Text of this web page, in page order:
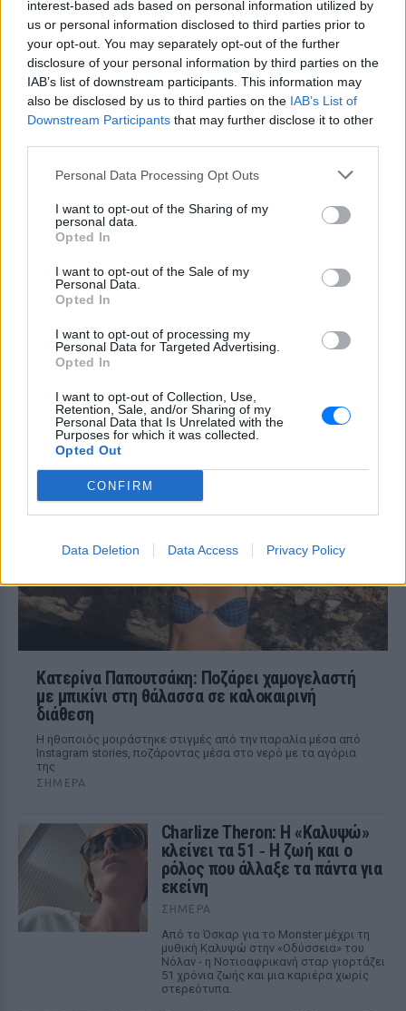
interest-based ads based on personal information utilized by
us or personal information disclosed to third parties prior to
your opt-out. You may separately opt-out of the further
disclosure of your personal information by third parties on the
IAB’s list of downstream participants. This information may
also be disclosed by us to third parties on the IAB’s List of
Downstream Participants that may further disclose it to other
Personal Data Processing Opt Outs
I want to opt-out of the Sharing of my
personal data.
Opted In
I want to opt-out of the Sale of my
Personal Data.
Opted In
I want to opt-out of processing my
Personal Data for Targeted Advertising.
Opted In
I want to opt-out of Collection, Use,
Retention, Sale, and/or Sharing of my
Personal Data that Is Unrelated with the
Purposes for which it was collected.
Opted Out
CONFIRM
Data Deletion Data Access Privacy Policy
Ιωαννίδη: «Διασταυρώστε
καμία πληροφορία πριν
εκτοξεύσετε τη βλακεία σας»
ΣΉΜΕΡΑ
Η παραγωγός ραδιοφώνου ανάρτησε
story στο Instagram για να διαψεύσει όσα
κυκλοφορούν για την ερωτική της ζωή
Το μαροκινό χωριό που έγινε
Τροία για τον Nolan, Yunkai για
το Game of Thrones και
σκηνικό για το βίντεο κλιπ ...
Από το «Lawrence of Arabia» και το Game
Αΐτ Μπεν Χαντού έχει φιλοξενήσει πάνω
από έξι δεκαετίες κινηματογραφικής
ιστορίας
Η Τατιάνα Στεφανίδου φόρεσε
μπικίνι και εντυπωσίασε με το
κορμί της στα καταγάλανα νερά
του Ιονίου
παρουσιάστρια από τις διακοπές της με
τον Νίκο Ευαγγελάτο στα Επτάνησα
Κατερίνα Παπουτσάκη: Ποζάρει χαμογελαστή
με μπικίνι στη θάλασσα σε καλοκαιρινή
διάθεση
Η ηθοποιός μοιράστηκε στιγμές από την παραλία μέσα από
Instagram stories, ποζάροντας μέσα στο νερό με τα αγόρια
της
ΣΉΜΕΡΑ
Charlize Theron: Η «Καλυψώ»
κλείνει τα 51 ‑ H ζωή και ο
ρόλος που άλλαξε τα πάντα για
εκείνη
ΣΉΜΕΡΑ
Από το Όσκαρ για το Monster μέχρι τη
μυθική Καλυψώ στην «Οδύσσεια» του
Νόλαν - η Νοτιοαφρικανή σταρ γιορτάζει
51 χρόνια ζωής και μια καριέρα χωρίς
στερεότυπα.